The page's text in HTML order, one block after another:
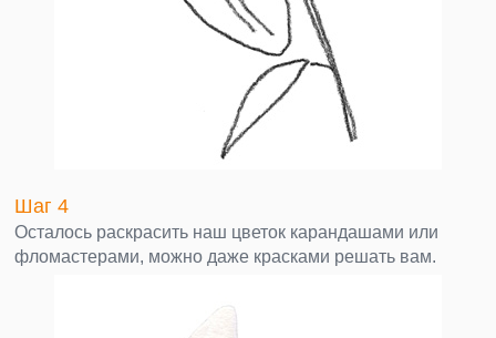
Шаг 4
Осталось раскрасить наш цветок карандашами или
фломастерами, можно даже красками решать вам.